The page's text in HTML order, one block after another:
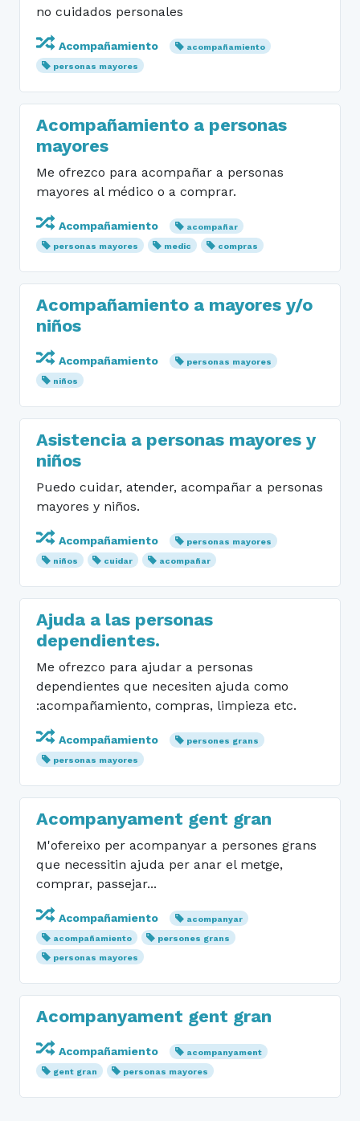
no cuidados personales
Acompañamiento
acompañamiento
personas mayores
Acompañamiento a personas
mayores
Me ofrezco para acompañar a personas
mayores al médico o a comprar.
Acompañamiento
acompañar
personas mayores
medic compras
Acompañamiento a mayores y/o
niños
Acompañamiento
personas mayores
niños
Asistencia a personas mayores y
niños
Puedo cuidar, atender, acompañar a personas
mayores y niños.
Acompañamiento
personas mayores
niños
cuidar acompañar
Ajuda a las personas
dependientes.
Me ofrezco para ajudar a personas
dependientes que necesiten ajuda como
:acompañamiento, compras, limpieza etc.
Acompañamiento
persones grans
personas mayores
Acompanyament gent gran
M'ofereixo per acompanyar a persones grans
que necessitin ajuda per anar el metge,
comprar, passejar...
Acompañamiento
acompanyar
acompañamiento
persones grans
personas mayores
Acompanyament gent gran
Acompañamiento
acompanyament
gent gran
personas mayores